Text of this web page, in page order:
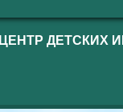
ЦЕНТР ДЕТСКИХ